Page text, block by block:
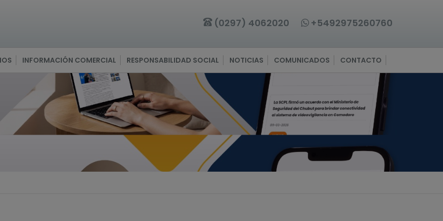
(0297) 4062020 +5492975260760
INFORMACIÓN COMERCIAL RESPONSABILIDAD SOCIAL NOTICIAS COMUNICADOS CONTACTO